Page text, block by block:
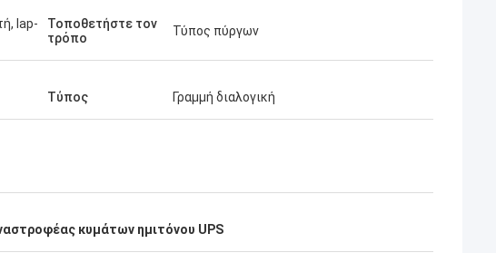
lap-
Τοποθετήστε τον
τρόπο
Τύπος πύργων
Τύπος Γραμμή διαλογική
κυμάτων ημιτόνου UPS